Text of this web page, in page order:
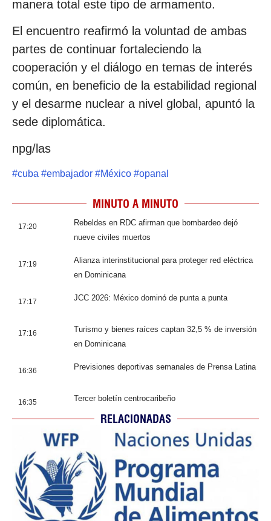
manera total este tipo de armamento.
El encuentro reafirmó la voluntad de ambas
partes de continuar fortaleciendo la
cooperación y el diálogo en temas de interés
común, en beneficio de la estabilidad regional
y el desarme nuclear a nivel global, apuntó la
sede diplomática.
npg/las
#cuba #embajador #México #opanal
MINUTO A MINUTO
17:20
Rebeldes en RDC afirman que bombardeo dejó
nueve civiles muertos
17:19
Alianza interinstitucional para proteger red eléctrica
en Dominicana
17:17 JCC 2026: México dominó de punta a punta
17:16
Turismo y bienes raíces captan 32,5 % de inversión
en Dominicana
16:36 Previsiones deportivas semanales de Prensa Latina
16:35 Tercer boletín centrocaribeño
RELACIONADAS